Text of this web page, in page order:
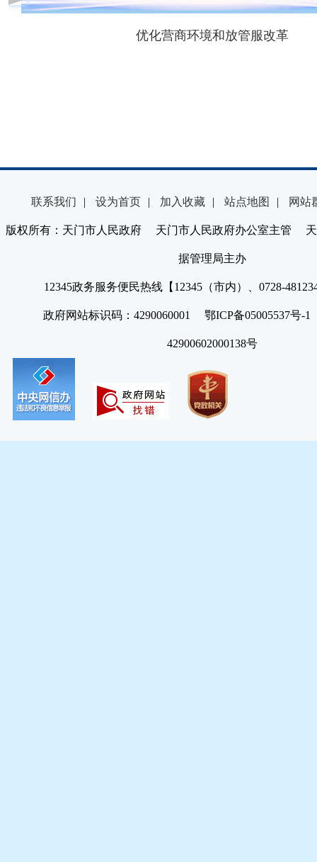
优化营商环境和放管服改革
联系我们 | 设为首页 | 加入收藏 | 站点地图 | 网站
版权所有：天门市人民政府 天门市人民政府办公室主管 天
据管理局主办
12345政务服务便民热线【12345（市内）、0728-
政府网站标识码：4290060001 鄂ICP备05005537号
42900602000138号